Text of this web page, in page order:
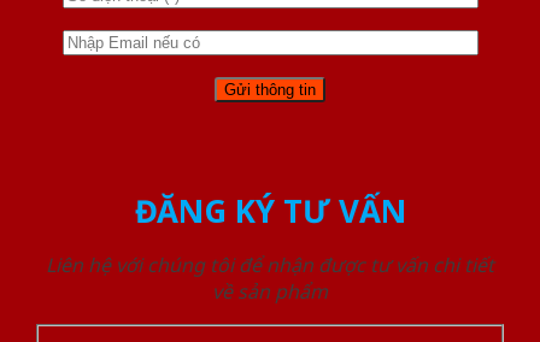
ĐĂNG KÝ TƯ VẤN
Liên hệ với chúng tôi để nhận được tư vấn chi tiết
về sản phẩm